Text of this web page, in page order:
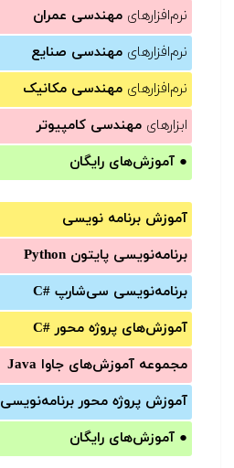
نرم‌افزارهای مهندسی عمران
نرم‌افزارهای مهندسی صنایع
نرم‌افزارهای مهندسی مکانیک
ابزارهای مهندسی کامپیوتر
● آموزش‌های رایگان
آموزش برنامه نویسی
برنامه‌نویسی پایتون Python
برنامه‌‌نویسی سی‌شارپ C#‎
آموزش‌های پروژه محور #C
مجموعه آموزش‌های جاوا Java
آموزش‌ پروژه محور برنامه‌نویسی
● آموزش‌های رایگان